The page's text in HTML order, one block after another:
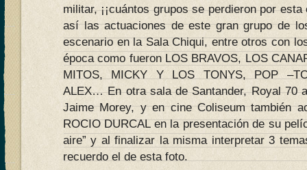
militar, ¡¡cuántos grupos se perdieron por
así las actuaciones de este gran grupo de
escenario en la Sala Chiqui, entre otros con
época como fueron LOS BRAVOS, LOS
MITOS, MICKY Y LOS TONYS, POP
ALEX… En otra sala de Santander, Royal 70
Jaime Morey, y en cine Coliseum también
ROCIO DURCAL en la presentación de su
aire” y al finalizar la misma interpretar 3
recuerdo el de esta foto.